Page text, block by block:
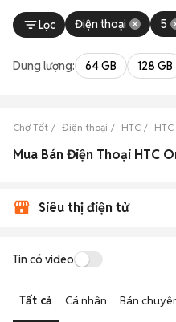
Lọc Điện thoại 5
Dung lượng: 64 GB 128 GB
Chợ Tốt Điện thoại HTC
Siêu thị điện tử
Tin có video
Tất cả Cá nhân Bán